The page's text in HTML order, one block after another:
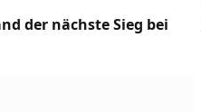
der nächste Sieg bei